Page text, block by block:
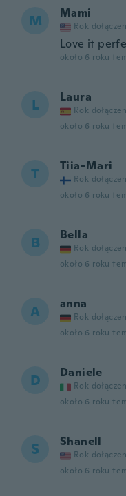
M Mami
Rok
Love it
około 6 roku
L Laura
Rok
około 6 roku
T Tiia-Mari
Rok
około 6 roku
B Bella
Rok
około 6 roku
A anna
Rok
około 6 roku
D Daniele
Rok
około 6 roku
S Shanell
Rok
około 6 roku